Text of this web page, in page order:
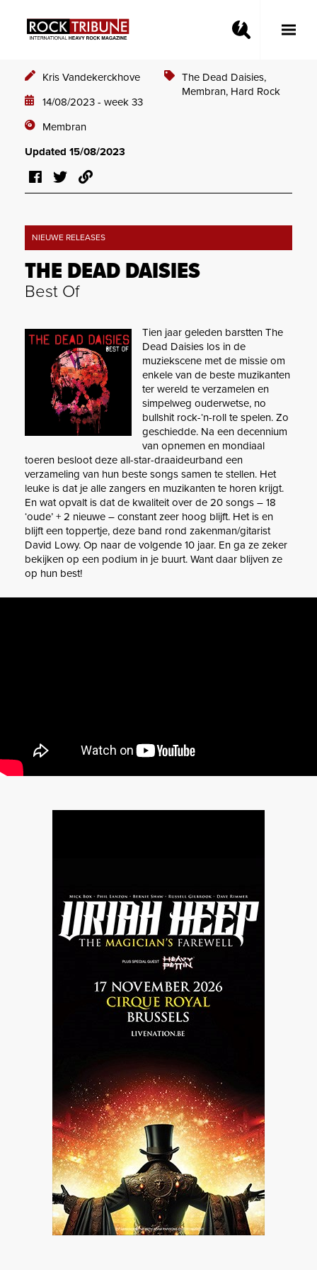
Toggle
Kris Vandekerckhove
14/08/2023 - week 33
Membran
The Dead Daisies,
Membran, Hard Rock
Updated 15/08/2023
NIEUWE RELEASES
THE DEAD DAISIES
Best Of
Tien jaar geleden barstten The
Dead Daisies los in de
muziekscene met de missie om
enkele van de beste muzikanten
ter wereld te verzamelen en
simpelweg ouderwetse, no
bullshit rock-‘n-roll te spelen. Zo
geschiedde. Na een decennium
van opnemen en mondiaal
toeren besloot deze all-star-draaideurband een
verzameling van hun beste songs samen te stellen. Het
leuke is dat je alle zangers en muzikanten te horen krijgt.
En wat opvalt is dat de kwaliteit over de 20 songs – 18
‘oude’ + 2 nieuwe – constant zeer hoog blijft. Het is en
blijft een toppertje, deze band rond zakenman/gitarist
David Lowy. Op naar de volgende 10 jaar. En ga ze zeker
bekijken op een podium in je buurt. Want daar blijven ze
op hun best!